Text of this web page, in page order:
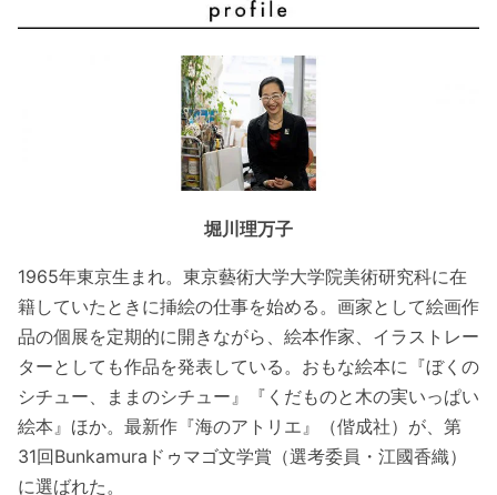
堀川理万子
1965年東京生まれ。東京藝術大学大学院美術研究科に在
籍していたときに挿絵の仕事を始める。画家として絵画作
品の個展を定期的に開きながら、絵本作家、イラストレー
ターとしても作品を発表している。おもな絵本に『ぼくの
シチュー、ままのシチュー』『くだものと木の実いっぱい
絵本』ほか。最新作『海のアトリエ』（偕成社）が、第
31回Bunkamuraドゥマゴ文学賞（選考委員・江國香織）
に選ばれた。